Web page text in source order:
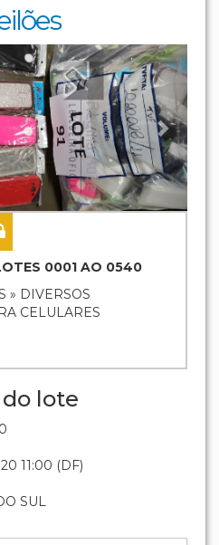
Next
0001 AO 0540
» DIVERSOS
CELULARES
lote
11:00 (DF)
SUL